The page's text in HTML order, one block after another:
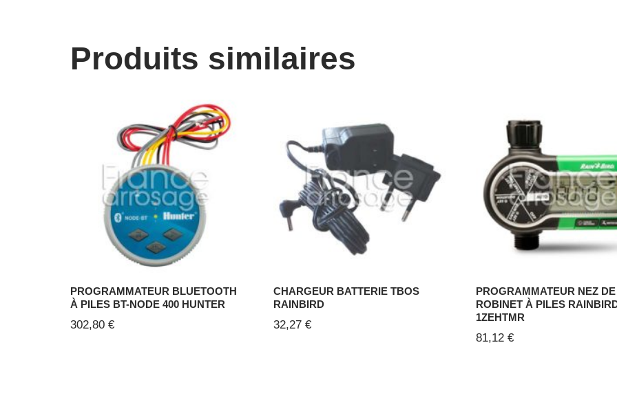
Produits similaires
PROGRAMMATEUR BLUETOOTH
À PILES BT-NODE 400 HUNTER
302,80 €
CHARGEUR BATTERIE TBOS
RAINBIRD
32,27 €
PROGRAMMATEUR NEZ DE
ROBINET À PILES
1ZEHTMR
81,12€